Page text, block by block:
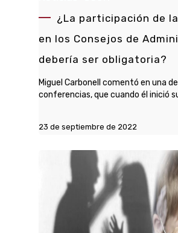
¿La participación de
en los Consejos de
debería ser obligatoria?
Miguel Carbonell comentó en una
conferencias, que cuando él inició
23 de septiembre de 2022